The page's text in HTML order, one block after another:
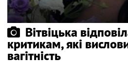
Вітвіцька
критикам, які
вагітність